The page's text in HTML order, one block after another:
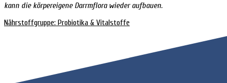
kann die körpereigene Darrmflora wieder aufbauen.
Nährstoffgruppe: Probiotika & Vitalstoffe